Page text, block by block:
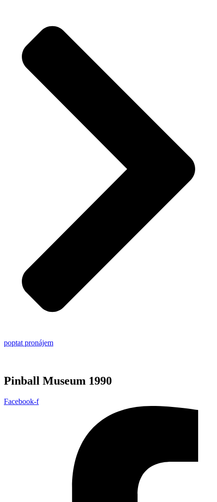
poptat pronájem
Pinball Museum 1990
Facebook-f